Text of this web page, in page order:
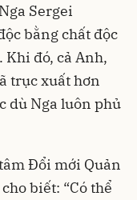
Sergei
bằng chất độc
đó, cả Anh,
trục xuất hơn
dù Nga luôn phủ
Đổi mới Quản
biết: “Có thể